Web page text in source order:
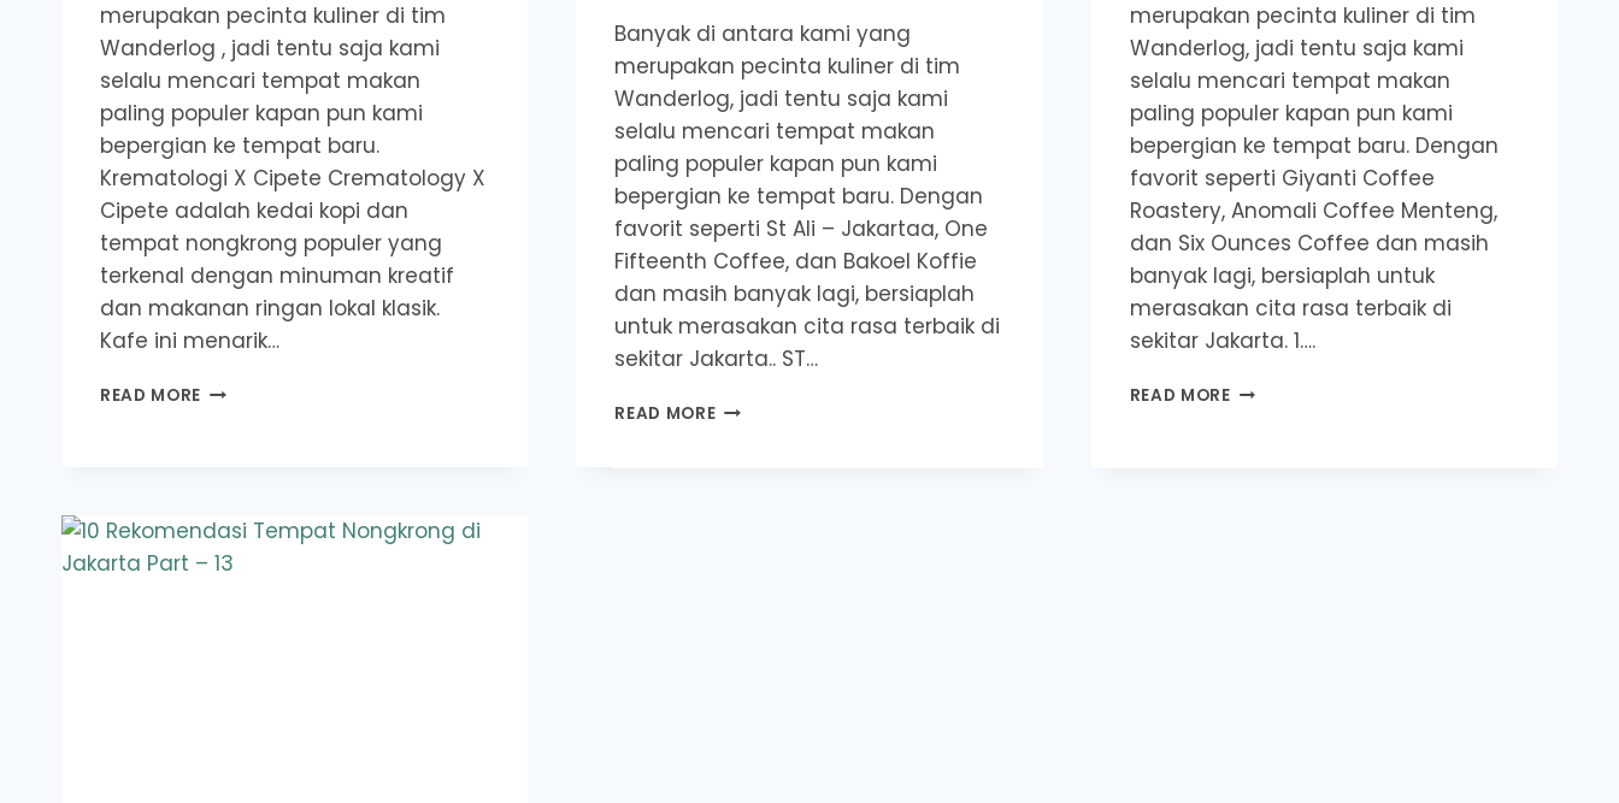
merupakan pecinta kuliner di tim
Wanderlog , jadi tentu saja kami
selalu mencari tempat makan
paling populer kapan pun kami
bepergian ke tempat baru.
Krematologi X Cipete Crematology X
Cipete adalah kedai kopi dan
tempat nongkrong populer yang
terkenal dengan minuman kreatif
dan makanan ringan lokal klasik.
Kafe ini menarik…
READ MORE REKOMENDASI
ANAK
KULIAHAN
Banyak di antara kami yang
merupakan pecinta kuliner di tim
Wanderlog, jadi tentu saja kami
selalu mencari tempat makan
paling populer kapan pun kami
bepergian ke tempat baru. Dengan
favorit seperti St Ali – Jakartaa, One
Fifteenth Coffee, dan Bakoel Koffie
dan masih banyak lagi, bersiaplah
untuk merasakan cita rasa terbaik di
sekitar Jakarta.. ST…
READ MOREREKOMENDASI
merupakan pecinta kuliner di tim
Wanderlog, jadi tentu saja kami
selalu mencari tempat makan
paling populer kapan pun kami
bepergian ke tempat baru. Dengan
favorit seperti Giyanti Coffee
Roastery, Anomali Coffee Menteng,
dan Six Ounces Coffee dan masih
banyak lagi, bersiaplah untuk
merasakan cita rasa terbaik di
sekitar Jakarta. 1….
READ MOREKEDAI